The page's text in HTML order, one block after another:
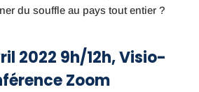
du souffle au pays tout entier ?
2022 9h/12h, Visio-
Zoom